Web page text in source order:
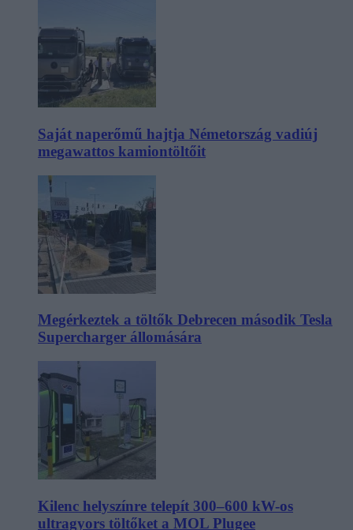
Saját naperőmű hajtja Németország vadiúj
megawattos kamiontöltőit
Megérkeztek a töltők Debrecen második Tesla
Supercharger állomására
Kilenc helyszínre telepít 300–600 kW-os
ultragyors töltőket a MOL Plugee